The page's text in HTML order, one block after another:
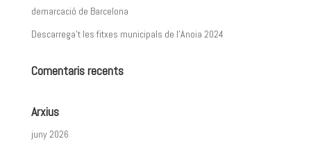
demarcació de Barcelona
Descarrega’t les fitxes municipals de l’Anoia 2024
Comentaris recents
Arxius
juny 2026